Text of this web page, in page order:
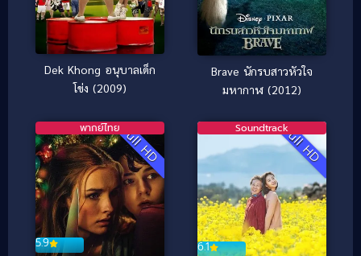
Dek Khong อนุบาลเด็ก
โข่ง (2009)
Brave นักรบสาวหัวใจ
มหากาฬ (2012)
Full HD
5.9
พากย์ไทย Full HD
6.1
Soundtrack